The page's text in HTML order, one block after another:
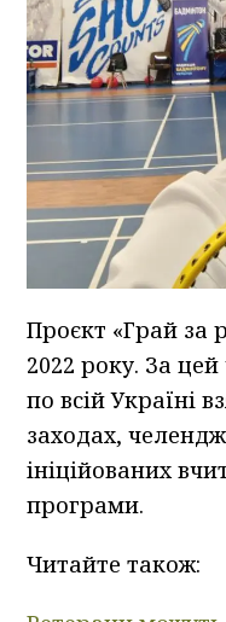
Проєкт «Грай за
2022 року. За
по всій Україні
заходах,
ініційованих
програми.
Читайте також: